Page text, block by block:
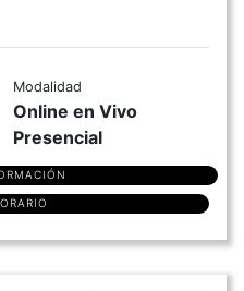
Modalidad
Online en Vivo
Presencial